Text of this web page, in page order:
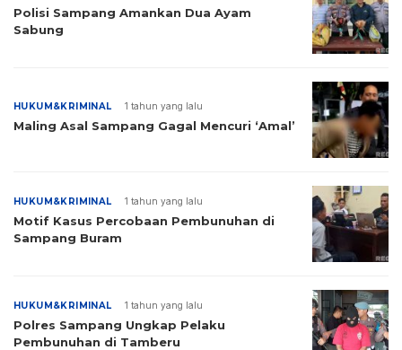
Polisi Sampang Amankan Dua Ayam
Sabung
HUKUM&KRIMINAL 1 tahun yang lalu
Maling Asal Sampang Gagal Mencuri ‘Amal’
HUKUM&KRIMINAL 1 tahun yang lalu
Motif Kasus Percobaan Pembunuhan di
Sampang Buram
HUKUM&KRIMINAL 1 tahun yang lalu
Polres Sampang Ungkap Pelaku
Pembunuhan di Tamberu